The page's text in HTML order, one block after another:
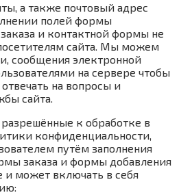
а также почтовый адрес
полей формы
и контактной формы не
сайта. Мы можем
сообщения электронной
на сервере чтобы
на вопросы и
сайта.
к обработке в
конфиденциальности,
путём заполнения
заказа и формы добавления
и может включать в себя